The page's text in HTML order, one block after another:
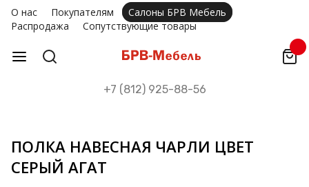
О нас Покупателям
Салоны БРВ Мебель
Распродажа
Сопутствующие товары
+7 (812) 925-88-56
ПОЛКА НАВЕСНАЯ ЧАРЛИ ЦВЕТ
СЕРЫЙ АГАТ